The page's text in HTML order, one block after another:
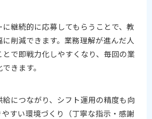
継続的に応募してもらうことで、教
削減できます。業務理解が進んだ人
で即戦力化しやすくなり、毎回の業
きます。
につながり、シフト運用の精度も向
やすい環境づくり（丁寧な指示・感謝